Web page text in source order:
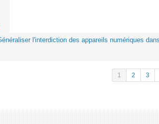
l'interdiction des appareils numériques
1 2 3